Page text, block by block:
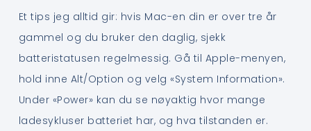
Et tips jeg alltid gir: hvis Mac-en din er over tre år
gammel og du bruker den daglig, sjekk
batteristatusen regelmessig. Gå til Apple-menyen,
hold inne Alt/Option og velg «System Information».
Under «Power» kan du se nøyaktig hvor mange
ladesykluser batteriet har, og hva tilstanden er.